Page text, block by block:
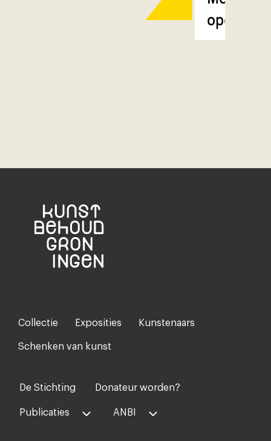
Footer-
menu
Collectie Exposities Kunstenaars
Schenken van kunst
Voet
midden
De Stichting Donateur worden?
Publicaties ANBI